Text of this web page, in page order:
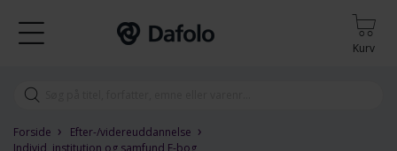
Kurv
Forside › Efter-/videreuddannelse ›
Individ, institution og samfund E-bog